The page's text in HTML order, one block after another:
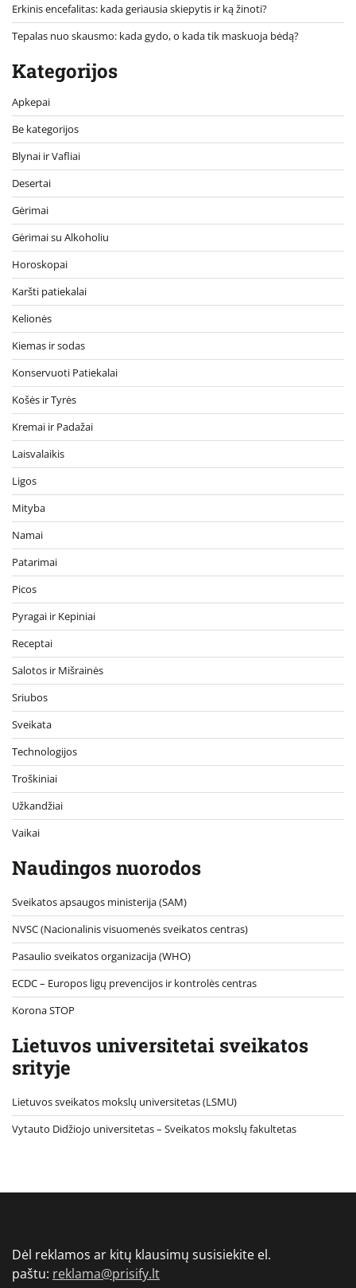
Erkinis encefalitas: kada geriausia skiepytis ir ką žinoti?
Tepalas nuo skausmo: kada gydo, o kada tik maskuoja bėdą?
Kategorijos
Apkepai
Be kategorijos
Blynai ir Vafliai
Desertai
Gėrimai
Gėrimai su Alkoholiu
Horoskopai
Karšti patiekalai
Kelionės
Kiemas ir sodas
Konservuoti Patiekalai
Košės ir Tyrės
Kremai ir Padažai
Laisvalaikis
Ligos
Mityba
Namai
Patarimai
Picos
Pyragai ir Kepiniai
Receptai
Salotos ir Mišrainės
Sriubos
Sveikata
Technologijos
Troškiniai
Užkandžiai
Vaikai
Naudingos nuorodos
Sveikatos apsaugos ministerija (SAM)
NVSC (Nacionalinis visuomenės sveikatos centras)
Pasaulio sveikatos organizacija (WHO)
ECDC – Europos ligų prevencijos ir kontrolės centras
Korona STOP
Lietuvos universitetai sveikatos
srityje
Lietuvos sveikatos mokslų universitetas (LSMU)
Vytauto Didžiojo universitetas– Sveikatos mokslų fakultetas
Dėl reklamos ar kitų klausimų susisiekite el.
paštu: reklama@prisify.lt